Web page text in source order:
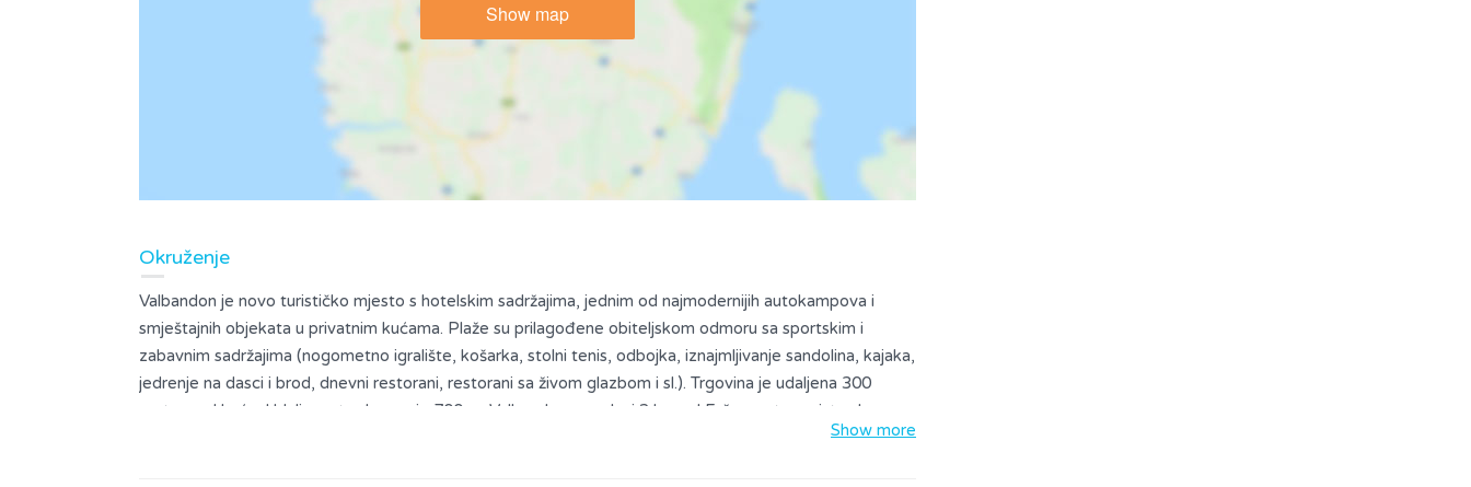
Show map
Okruženje
Valbandon je novo turističko mjesto s hotelskim sadržajima, jednim od najmodernijih autokampova i
smještajnih objekata u privatnim kućama. Plaže su prilagođene obiteljskom odmoru sa sportskim i
zabavnim sadržajima (nogometno igralište, košarka, stolni tenis, odbojka, iznajmljivanje sandolina, kajaka,
jedrenje na dasci i brod, dnevni restorani, restorani sa živom glazbom i sl.). Trgovina je udaljena 300
metara od kuće. Udaljenost od mora je 700 m. Valbandon se nalazi 2 km od Fažane, starog istarskog
grada i luke Nacionalnog parka Brijuni (oko 2.000 stanovnika) i 3 km od antičkog grada Pule (oko 60.000
Show more